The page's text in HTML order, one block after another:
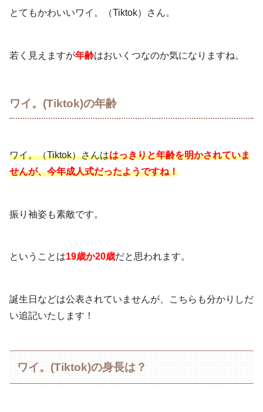
とてもかわいいワイ。（Tiktok）さん。
若く見えますが年齢はおいくつなのか気になりますね。
ワイ。(Tiktok)の年齢
ワイ。（Tiktok）さんははっきりと年齢を明かされていま
せんが、今年成人式だったようですね！
振り袖姿も素敵です。
ということは19歳か20歳だと思われます。
誕生日などは公表されていませんが、こちらも分かりしだ
い追記いたします！
ワイ。(Tiktok)の身長は？